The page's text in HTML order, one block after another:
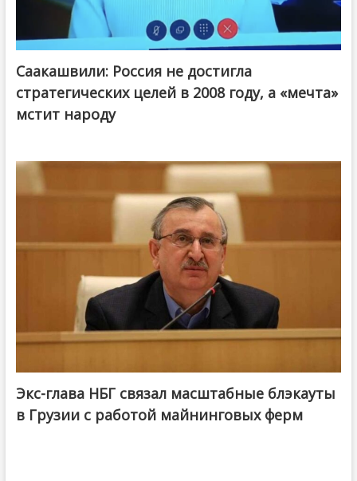
Саакашвили: Россия не достигла
стратегических целей в 2008 году, а «мечта»
мстит народу
Экс-глава НБГ связал масштабные блэкауты
в Грузии с работой майнинговых ферм